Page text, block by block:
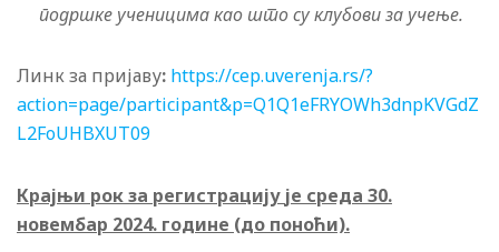
подршке ученицима као што су клубови за учење.
Линк за пријаву: https://cep.uverenja.rs/?
action=page/participant&p=Q1Q1eFRYOWh3dnpKVGdZ
L2FoUHBXUT09
Крајњи рок за регистрацију је среда 30.
новембар 2024. године (до поноћи).